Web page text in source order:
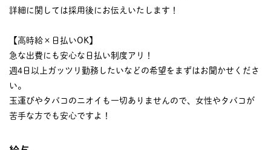
詳細に関しては採用後にお伝えいたします！
【高時給×日払いOK】
急な出費にも安心な日払い制度アリ！
週4日以上ガッツリ勤務したいなどの希望をまずはお聞かせくださ
い。
玉運びやタバコのニオイも一切ありませんので、女性やタバコが
苦手な方でも安心ですよ！